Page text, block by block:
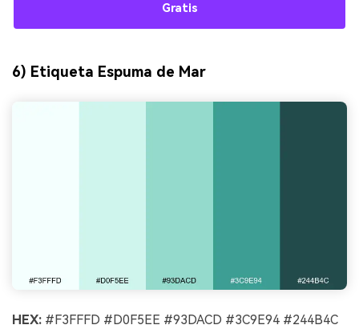
Gratis
6) Etiqueta Espuma de Mar
HEX: #F3FFFD #D0F5EE #93DACD #3C9E94 #244B4C